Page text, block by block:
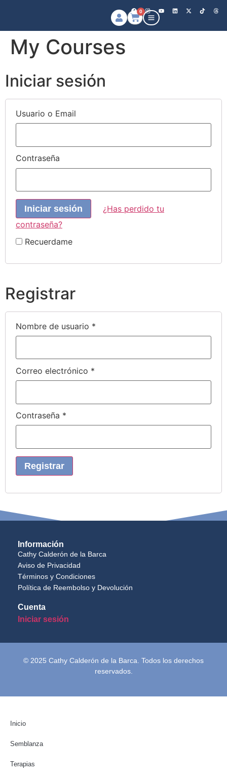
0
My Courses
Iniciar sesión
Usuario o Email
Contraseña
¿Has perdido tu
contraseña?
Recuerdame
Registrar
Nombre de usuario *
Correo electrónico *
Contraseña *
Información
Cathy Calderón de la Barca
Aviso de Privacidad
Términos y Condiciones
Política de Reembolso y Devolución
Cuenta
Iniciar sesión
© 2025 Cathy Calderón de la Barca. Todos los derechos
reservados.
Inicio
Semblanza
Terapias